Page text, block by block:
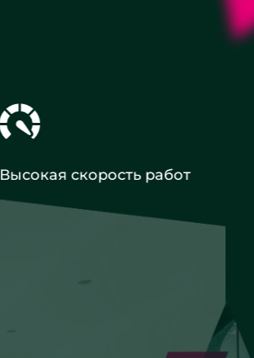
Высокая скорость работ